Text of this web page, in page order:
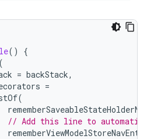
()
{
(
= backStack,
=
(
// Add this line to